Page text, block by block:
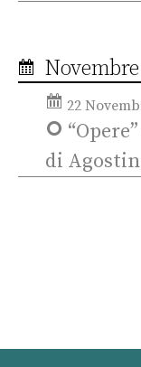
22
di